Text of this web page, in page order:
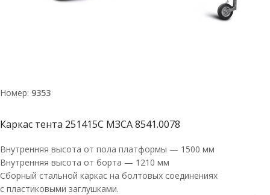
Номер: 9353
Каркас тента 251415С МЗСА 8541.0078
Внутренняя высота от пола платформы — 1500 мм
Внутренняя высота от борта — 1210 мм
Сборный стальной каркас на болтовых соединениях
с пластиковыми заглушками.